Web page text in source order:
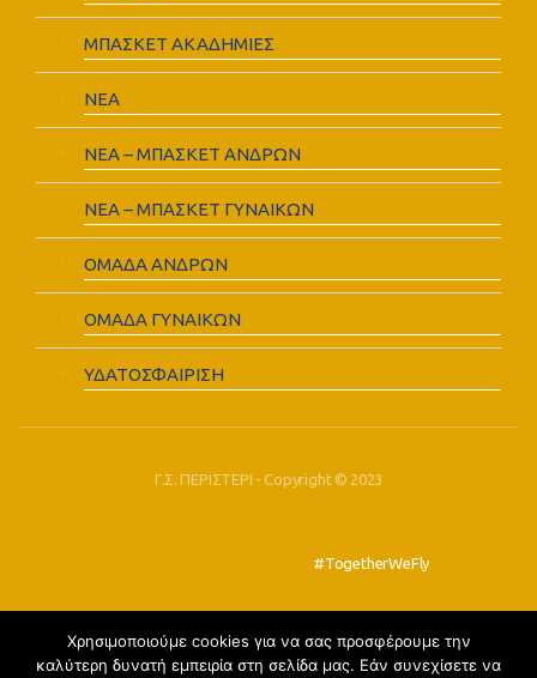
ΜΠΑΣΚΕΤ ΑΚΑΔΗΜΙΕΣ
ΝΕΑ
ΝΕΑ – ΜΠΑΣΚΕΤ ΑΝΔΡΩΝ
ΝΕΑ – ΜΠΑΣΚΕΤ ΓΥΝΑΙΚΩΝ
ΟΜΑΔΑ ΑΝΔΡΩΝ
ΟΜΑΔΑ ΓΥΝΑΙΚΩΝ
ΥΔΑΤΟΣΦΑΙΡΙΣΗ
Γ.Σ. ΠΕΡΙΣΤΕΡΙ - Copyright © 2023
#TogetherWeFly
FOLLOW US:
Χρησιμοποιούμε cookies για να σας προσφέρουμε την
καλύτερη δυνατή εμπειρία στη σελίδα μας. Εάν συνεχίσετε να